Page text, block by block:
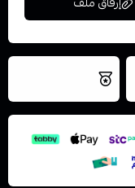
نتميز بلجودة